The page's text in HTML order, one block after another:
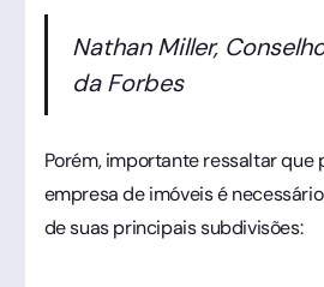
Nathan Miller,
da Forbes
Porém, importante ressaltar que
empresa de imóveis é
de suas principais subdivisões: